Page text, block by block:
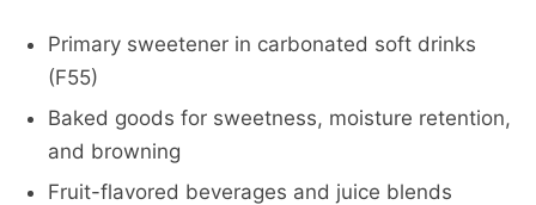
Primary sweetener in carbonated soft drinks
(F55)
Baked goods for sweetness, moisture retention,
and browning
Fruit-flavored beverages and juice blends